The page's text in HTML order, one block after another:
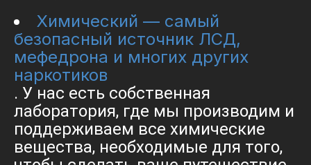
Химический — самый
безопасный источник ЛСД,
мефедрона и многих других
наркотиков
. У нас есть собственная
лаборатория, где мы производим и
поддерживаем все химические
вещества, необходимые для того,